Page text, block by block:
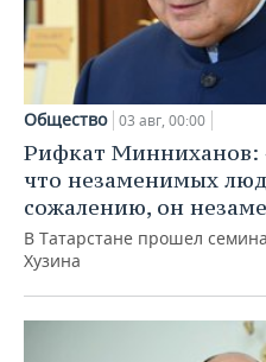
Общество 03 авг, 00:00
Рифкат Минниханов:
что незаменимых
сожалению, он
В Татарстане прошел
Хузина